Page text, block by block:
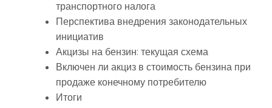
транспортного налога
Перспектива внедрения законодательных
инициатив
Акцизы на бензин: текущая схема
Включен ли акциз в стоимость бензина при
продаже конечному потребителю
Итоги